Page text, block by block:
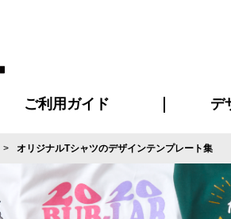
ポロシャツ パ
セットアップ・ジャージ
キャップ・バンダナ
ご利用ガイド
ご利用ガイド
はじめての方へ
再注文の方へ
お支払い方法について
割引まとめページ
発送・特急サービスについて
版の保管期限について
マイページ会員のメリット
よくあるご質問
デ
デザ
デ
デザ
デザ
書体
プ
オリジナルTシャツのデザインテンプレート集